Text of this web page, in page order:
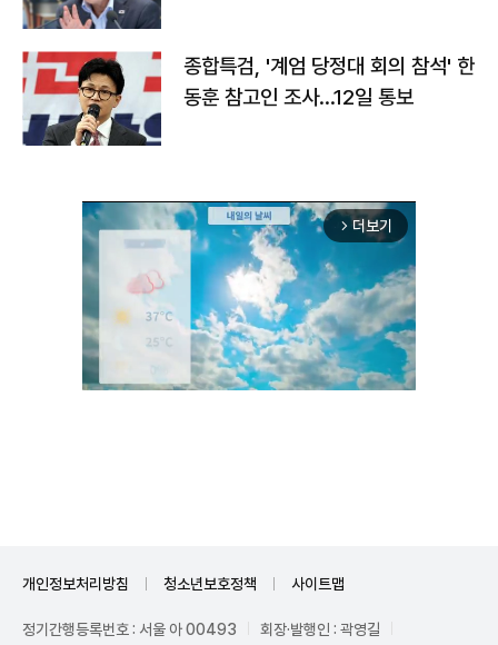
종합특검, '계엄 당정대 회의 참석' 한
동훈 참고인 조사...12일 통보
arrow_forward_ios 더보기
개인정보처리방침 청소년보호정책 사이트맵
정기간행등록번호 : 서울 아 00493 회장·발행인 : 곽영길